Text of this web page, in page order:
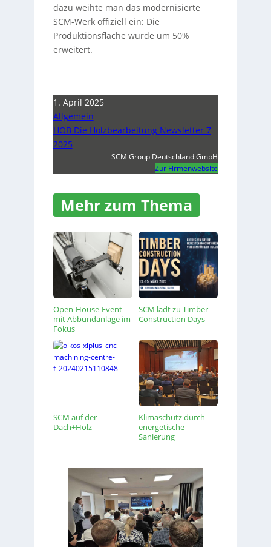
dazu weihte man das modernisierte
SCM-Werk offiziell ein: Die
Produktionsfläche wurde um 50%
erweitert.
1. April 2025
Allgemein
HOB Die Holzbearbeitung Newsletter 7
2025
SCM Group Deutschland GmbH
Zur Firmenwebsite
Mehr zum Thema
Open-House-Event
mit Abbundanlage im
Fokus
SCM lädt zu Timber
Construction Days
SCM auf der
Dach+Holz
Klimaschutz durch
energetische
Sanierung